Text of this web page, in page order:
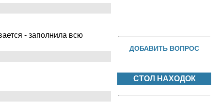
- заполнила всю
ДОБАВИТЬ ВОПРОС
СТОЛ НАХОДОК